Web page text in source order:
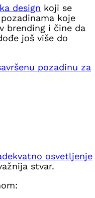
design koji se
koje
brending i čine da
još više do
pozadinu za
osvetljenje
stvar.